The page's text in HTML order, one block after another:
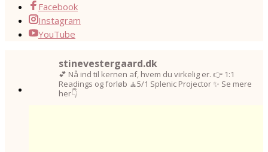
Facebook
Instagram
YouTube
stinevestergaard.dk
💕 Nå ind til kernen af, hvem du virkelig er. 👉 1:1
Readings og forløb 🧘5/1 Splenic Projector✨ Se mere
her👇